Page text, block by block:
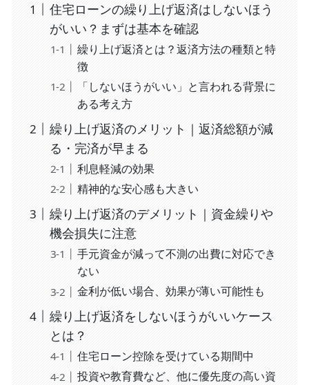
住宅ローンの繰り上げ返済はしないほう
がいい？まずは基本を確認
繰り上げ返済とは？返済方法の種類と特
徴
「しないほうがいい」と言われる背景に
ある考え方
繰り上げ返済のメリット｜返済総額が減
る・完済が早まる
利息軽減の効果
精神的な安心感も大きい
繰り上げ返済のデメリット｜資金繰りや
機会損失に注意
手元資金が減って不測の出費に対応でき
ない
金利が低い場合、効果が薄い可能性も
繰り上げ返済をしないほうがいいケース
とは？
住宅ローン控除を受けている期間中
投資や教育費など、他に優先度の高い資